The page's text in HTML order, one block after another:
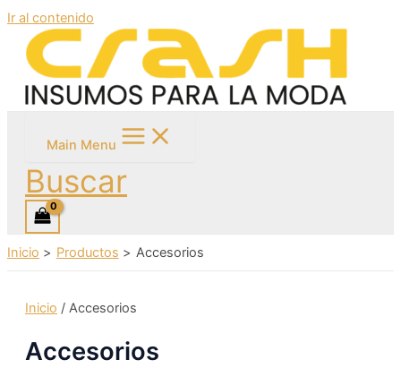
Ir al contenido
Main Menu
Buscar
Inicio Productos Accesorios
Inicio / Accesorios
Accesorios